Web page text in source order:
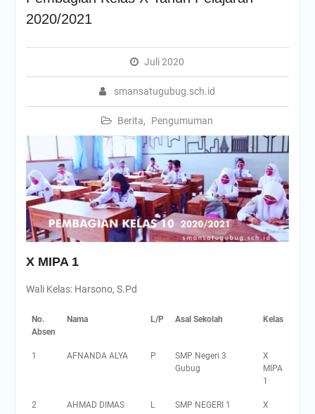
2020/2021
Juli 2020
smansatugubug.sch.id
Berita, Pengumuman
X MIPA 1
Wali Kelas: Harsono, S.Pd
No.
Absen
Nama L/P Asal Sekolah Kelas
1 AFNANDA ALYA P
SMP Negeri 3
Gubug
X
MIPA
1
2
AHMAD DIMAS
L
SMP NEGERI 1
X